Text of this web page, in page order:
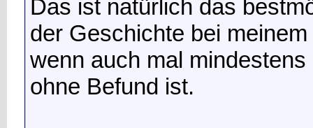
Das ist natürlich das
der Geschichte bei
wenn auch mal
ohne Befund ist.